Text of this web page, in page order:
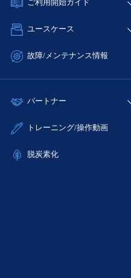
サポート
管理機能
ネットワーク
IoT
サポート
管理機能
すべてのメニューを見る
クラウド/サーバー
ネットワーク
サポート
すべてのメニューを見る
ご利用開始ガイド
■ 管理機能
- 初期設定・確認
- ユーザー機能の管理
- APIリファレンス
ユースケース
- バックアップ
- IoT
- ITインフラストラクチャー
故障/メンテナンス情報
サービス稼働状況
故障/メンテナンス履歴
定期メンテナンス
パートナー
販売パートナー向けプログラム
トレーニング/操作動画
脱炭素化